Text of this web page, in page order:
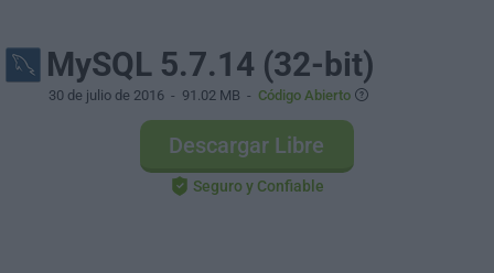
MySQL 5.7.14 (32-bit)
30 de julio de 2016 - 91.02 MB - Código Abierto
Descargar Libre
Seguro y Confiable